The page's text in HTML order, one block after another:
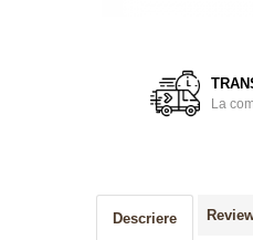
La
Descriere